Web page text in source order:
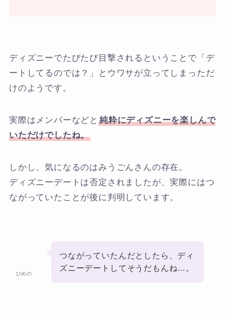
ディズニーでたびたび目撃されるということで「デ
ートしてるのでは？」とウワサが立ってしまっただ
けのようです。
実際はメンバーなどと 純粋にディズニーを楽しんで
いただけでしたね。
しかし、気になるのはみうごんさんの存在。
ディズニーデートは否定されましたが、実際にはつ
ながっていたことが後に判明しています。
ひめの
つながっていたんだとしたら、ディ
ズニーデートしてそうだもんね…。